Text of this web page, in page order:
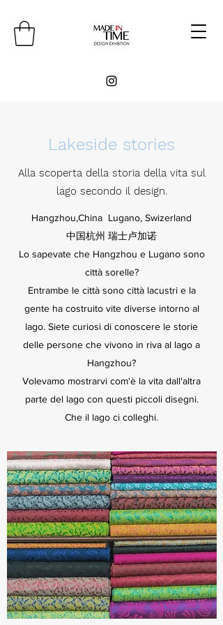
Lakeside stories
Alla scoperta della storia della vita sul
lago secondo il design.
Hangzhou,China Lugano, Swizerland
​中国杭州 瑞士卢加诺
Lo sapevate che Hangzhou e Lugano sono
città sorelle?
Entrambe le città sono città lacustri e la
gente ha costruito vite diverse intorno al
lago. Siete curiosi di conoscere le storie
delle persone che vivono in riva al lago a
Hangzhou?
Volevamo mostrarvi com'è la vita dall'altra
parte del lago con questi piccoli disegni.
Che il lago ci colleghi.